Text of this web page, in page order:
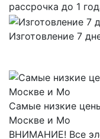
рассрочка до 1
Изготовление 7
Самые низкие
Москве и Мо
ВНИМАНИЕ! Все